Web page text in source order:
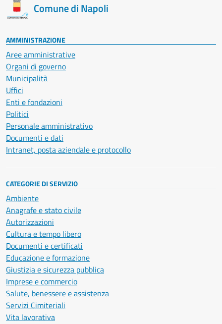
Comune di Napoli
AMMINISTRAZIONE
Aree amministrative
Organi di governo
Municipalità
Uffici
Enti e fondazioni
Politici
Personale amministrativo
Documenti e dati
Intranet, posta aziendale e protocollo
CATEGORIE DI SERVIZIO
Ambiente
Anagrafe e stato civile
Autorizzazioni
Cultura e tempo libero
Documenti e certificati
Educazione e formazione
Giustizia e sicurezza pubblica
Imprese e commercio
Salute, benessere e assistenza
Servizi Cimiteriali
Vita lavorativa